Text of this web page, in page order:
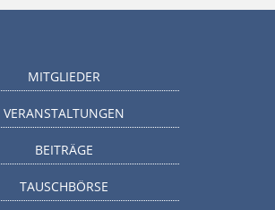
MITGLIEDER
VERANSTALTUNGEN
BEITRÄGE
TAUSCHBÖRSE